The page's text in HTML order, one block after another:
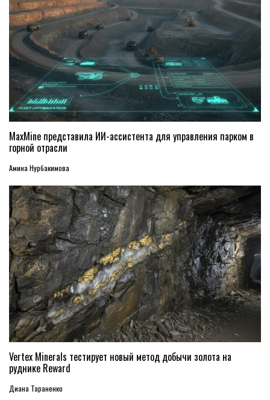
MaxMine представила ИИ-ассистента для управления парком в
горной отрасли
Амина Нурбакимова
Vertex Minerals тестирует новый метод добычи золота на
руднике Reward
Диана Тараненко